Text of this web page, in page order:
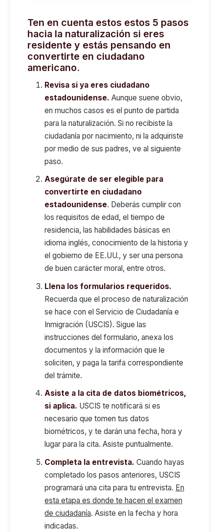
Ten en cuenta estos estos 5 pasos
hacia la naturalización si eres
residente y estás pensando en
convertirte en ciudadano
americano.
Revisa si ya eres ciudadano
estadounidense. Aunque suene obvio,
en muchos casos es el punto de partida
para la naturalización. Si no recibiste la
ciudadanía por nacimiento, ni la adquiriste
por medio de sus padres, ve al siguiente
paso.
Asegúrate de ser elegible para
convertirte en ciudadano
estadounidense. Deberás cumplir con
los requisitos de edad, el tiempo de
residencia, las habilidades básicas en
idioma inglés, conocimiento de la historia y
el gobierno de EE.UU., y ser una persona
de buen carácter moral, entre otros.
Llena los formularios requeridos.
Recuerda que el proceso de naturalización
se hace con el Servicio de Ciudadanía e
Inmigración (USCIS). Sigue las
instrucciones del formulario, anexa los
documentos y la información que le
soliciten, y paga la tarifa correspondiente
del trámite.
Asiste a la cita de datos biométricos,
si aplica. USCIS te notificará si es
necesario que tomen tus datos
biométricos, y te darán una fecha, hora y
lugar para la cita. Asiste puntualmente.
Completa la entrevista. Cuando hayas
completado los pasos anteriores, USCIS
programará una cita para tu entrevista. En
esta etapa es donde te hacen el examen
de ciudadanía. Asiste en la fecha y hora
indicadas.